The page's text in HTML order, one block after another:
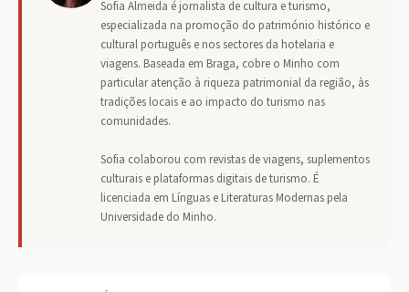
Sofia Almeida é jornalista de cultura e turismo,
especializada na promoção do património histórico e
cultural português e nos sectores da hotelaria e
viagens. Baseada em Braga, cobre o Minho com
particular atenção à riqueza patrimonial da região, às
tradições locais e ao impacto do turismo nas
comunidades.
Sofia colaborou com revistas de viagens, suplementos
culturais e plataformas digitais de turismo. É
licenciada em Línguas e Literaturas Modernas pela
Universidade do Minho.